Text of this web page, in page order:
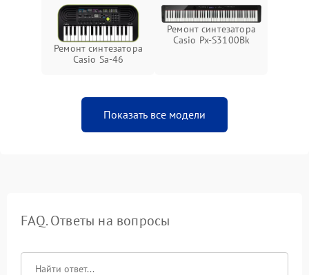
Ремонт синтезатора
Casio Sa-46
Ремонт синтезатора
Casio Px-S3100Bk
Показать все модели
FAQ. Ответы на вопросы